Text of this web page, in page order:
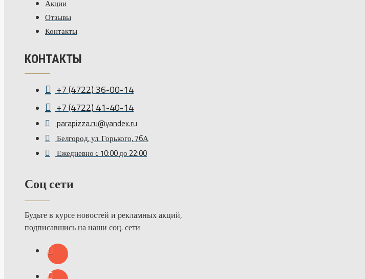
Акции
Отзывы
Контакты
КОНТАКТЫ
+7 (4722) 36-00-14
+7 (4722) 41-40-14
parapizza.ru@yandex.ru
Белгород, ул. Горького, 76А
Ежедневно c 10:00 до 22:00
Соц сети
Будьте в курсе новостей и рекламных акций,
подписавшись на наши соц. сети